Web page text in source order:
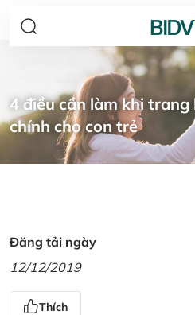
4 điều cần làm khi
chính cho con trẻ
Đăng tải ngày
12/12/2019
Thích